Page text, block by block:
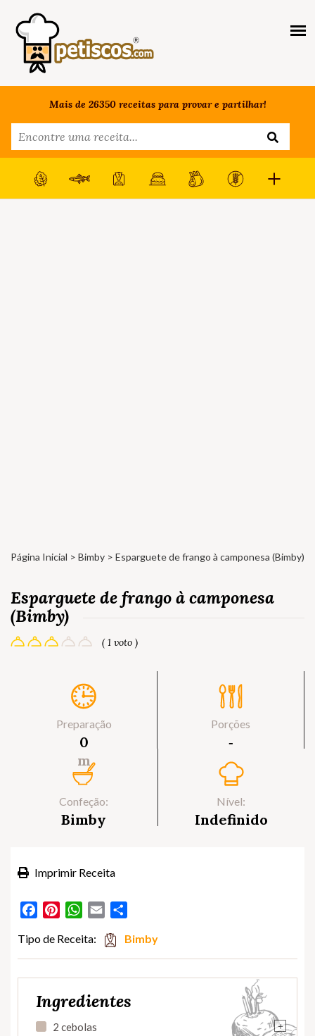
Mais de 26350 receitas para provar e partilhar!
Página Inicial > Bimby > Esparguete de frango à camponesa (Bimby)
Esparguete de frango à camponesa
(Bimby)
( 1 voto )
Preparação
0
m
Porções
‐
Confeção:
Bimby
Nível:
Indefinido
Imprimir Receita
FacebookPinterestWhatsApp
Email
Tipo de Receita: Bimby
Ingredientes
+
2 cebolas